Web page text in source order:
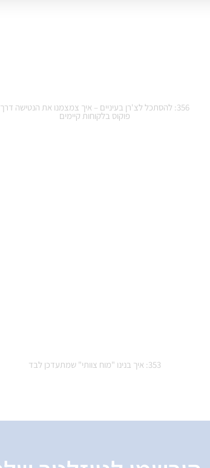
356: להסתכל לצ'רן בעיניים – איך צמצמנו את הנטישה דרך
פוקוס בלקוחות קיימים
353: איך בנינו "מוח צוותי" שמתעדכן לבד